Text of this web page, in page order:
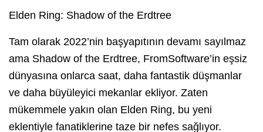
Elden Ring: Shadow of the Erdtree
Tam olarak 2022’nin başyapıtının devamı sayılmaz
ama Shadow of the Erdtree, FromSoftware’in eşsiz
dünyasına onlarca saat, daha fantastik düşmanlar
ve daha büyüleyici mekanlar ekliyor. Zaten
mükemmele yakın olan Elden Ring, bu yeni
eklentiyle fanatiklerine taze bir nefes sağlıyor.